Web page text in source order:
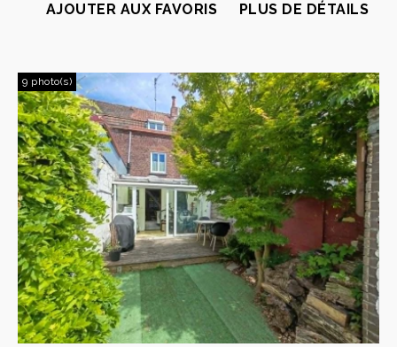
AJOUTER AUX FAVORIS PLUS DE DÉTAILS
9 photo(s)